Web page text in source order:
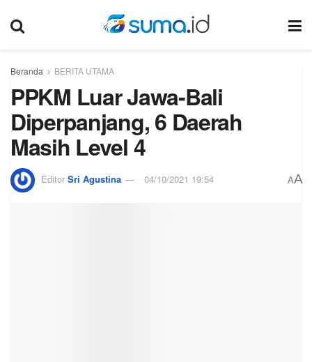
Beranda BERITA UTAMA
PPKM Luar Jawa-Bali
Diperpanjang, 6 Daerah
Masih Level 4
Editor Sri Agustina 04/10/2021 19:54 AA